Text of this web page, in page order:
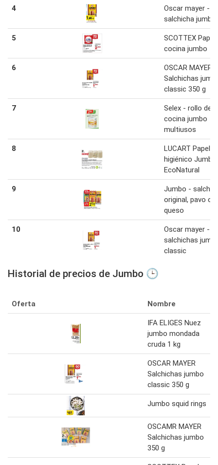
4
Oscar mayer -
salchicha jumbo
5
SCOTTEX Papel
cocina jumbo
6
OSCAR MAYER
Salchichas
classic 350 g
7
Selex - rollo de
cocina jumbo
multiusos
8
LUCART Papel
higiénico Jumbo
EcoNatural
9
Jumbo -
original, pavo o
queso
10
Oscar mayer -
salchichas
classic
Historial de precios de Jumbo 🕒
Oferta Nombre
IFA ELIGES Nuez
jumbo mondada
cruda 1 kg
OSCAR MAYER
Salchichas jumbo
classic 350 g
Jumbo squid rings
OSCAMR MAYER
Salchichas jumbo
350 g